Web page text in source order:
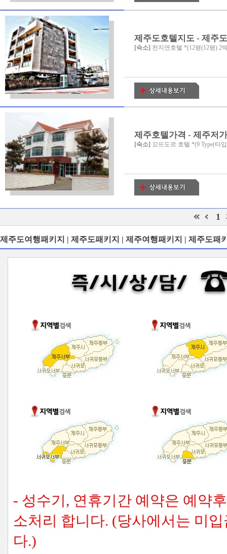
제주도호텔지도 - 제주
[숙소] 천지연호텔 *(12평(12평) 2
제주호텔가격 - 제주저
[숙소] 꼬뜨도르 호텔 *(9 Type(타
1
제주도여행패키지 | 제주도패키지 | 제주여행패키지 | 제주도패
- 성수기, 연휴기간 예약은 예약
소처리 합니다. (당사에서는 미
다.)